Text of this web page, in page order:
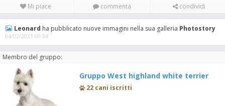
Mi piace
commenta condividi
Leonard ha pubblicato nuove immagini nella sua galleria Photostory
04/02/2021 00:54
Membro del gruppo:
Gruppo West highland white terrier
22 cani iscritti